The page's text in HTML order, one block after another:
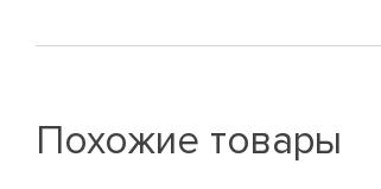
Похожие товары